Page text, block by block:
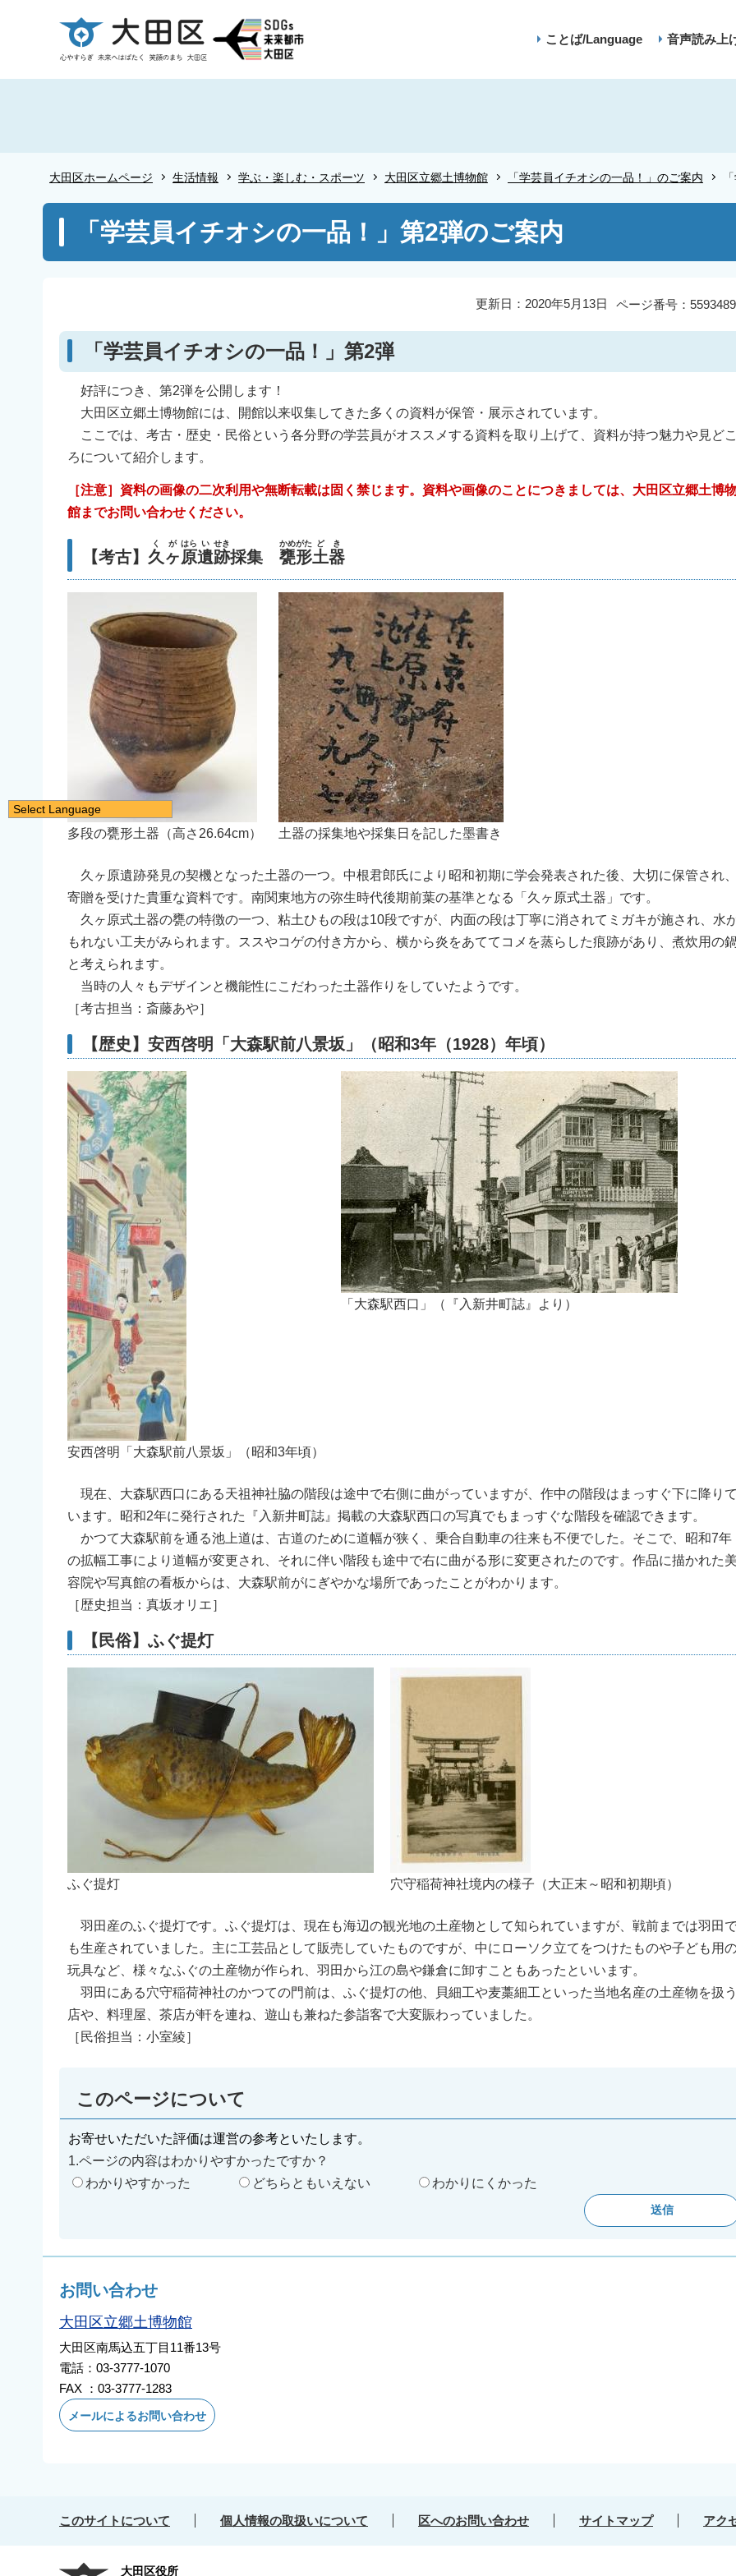
ー
ことば/Language 音声読み上
大田区ホームページ 生活情報 学ぶ・楽しむ・スポーツ 大田区立郷土博物館 「学芸員イチオシの一品！」のご案内
こ
「学芸員イチオシの一品！」第2弾のご案内
ページ番号：
更新日：2020年5月13日
「学芸員イチオシの一品！」第2弾
好評につき、第2弾を公開します！
大田区立郷土博物館には、開館以来収集してきた多くの資料が保管・展示されています。
ここでは、考古・歴史・民俗という各分野の学芸員がオススメする資料を取り上げて、資料が持つ魅力や見ど
ろについて紹介します。
［注意］資料の画像の二次利用や無断転載は固く禁じます。資料や画像のことにつきましては、大田区立郷土博
館までお問い合わせください。
【考古】 久
く
ヶ
が
原
はら
遺
い
跡
せき
採集 甕
かめ
形
がた
土
ど
器
き
多段の甕形土器（高さ26.64cm） 土器の採集地や採集日を記した墨書き
久ヶ原遺跡発見の契機となった土器の一つ。中根君郎氏により昭和初期に学会発表された後、大切に保管され
寄贈を受けた貴重な資料です。南関東地方の弥生時代後期前葉の基準となる「久ヶ原式土器」です。
久ヶ原式土器の甕の特徴の一つ、粘土ひもの段は10段ですが、内面の段は丁寧に消されてミガキが施され、水
もれない工夫がみられます。ススやコゲの付き方から、横から炎をあててコメを蒸らした痕跡があり、煮炊用の
と考えられます。
当時の人々もデザインと機能性にこだわった土器作りをしていたようです。
［考古担当：斎藤あや］
【歴史】安西啓明「大森駅前八景坂」（昭和3年（1928）年頃）
安西啓明「大森駅前八景坂」（昭和3年頃）
「大森駅西口」（『入新井町誌』より）
現在、大森駅西口にある天祖神社脇の階段は途中で右側に曲がっていますが、作中の階段はまっすぐ下に降り
います。昭和2年に発行された『入新井町誌』掲載の大森駅西口の写真でもまっすぐな階段を確認できます。
かつて大森駅前を通る池上道は、古道のために道幅が狭く、乗合自動車の往来も不便でした。そこで、昭和7年
の拡幅工事により道幅が変更され、それに伴い階段も途中で右に曲がる形に変更されたのです。作品に描かれた
容院や写真館の看板からは、大森駅前がにぎやかな場所であったことがわかります。
［歴史担当：真坂オリエ］
【民俗】ふぐ提灯
ふぐ提灯 穴守稲荷神社境内の様子（大正末～昭和初期頃）
羽田産のふぐ提灯です。ふぐ提灯は、現在も海辺の観光地の土産物として知られていますが、戦前までは羽田
も生産されていました。主に工芸品として販売していたものですが、中にローソク立てをつけたものや子ども用
玩具など、様々なふぐの土産物が作られ、羽田から江の島や鎌倉に卸すこともあったといいます。
羽田にある穴守稲荷神社のかつての門前は、ふぐ提灯の他、貝細工や麦藁細工といった当地名産の土産物を扱
店や、料理屋、茶店が軒を連ね、遊山も兼ねた参詣客で大変賑わっていました。
［民俗担当：小室綾］
このページについて
お寄せいただいた評価は運営の参考といたします。
1.ページの内容はわかりやすかったですか？
わかりやすかった
どちらともいえない わかりにくかった
お問い合わせ
大田区立郷土博物館
大田区南馬込五丁目11番13号
電話：03-3777-1070
FAX ：03-3777-1283
メールによるお問い合わせ
このサイトについて 個人情報の取扱いについて 区へのお問い合わせ サイトマップ アク
大田区役所
Select Language